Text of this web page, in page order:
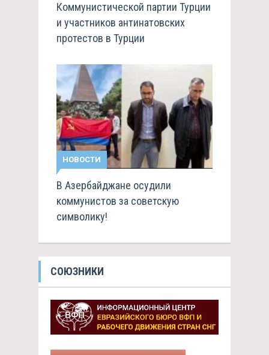
Коммунистической партии Турции
и участников антинатовских
протестов в Турции
НОВОСТИ
В Азербайджане осудили
коммунистов за советскую
символику!
СОЮЗНИКИ